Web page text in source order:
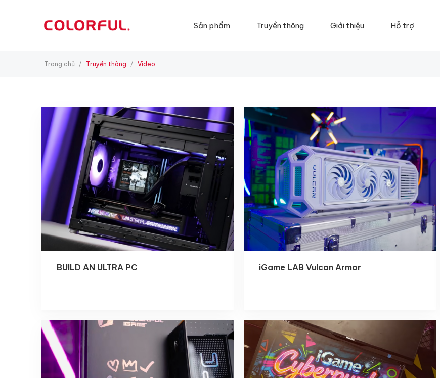
Sản phẩm Truyền thông Giới thiệu Hỗ trợ
Trang chủ / Truyền thông / Video
BUILD AN ULTRA PC iGame LAB Vulcan Armor